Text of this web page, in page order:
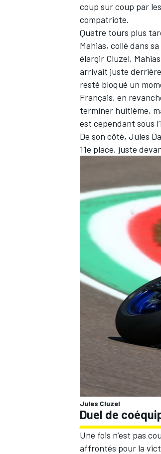
AUTRES CHAMPIONNATS
coup sur coup par
compatriote.
Quatre tours plus
Mahias, collé dans
élargir Cluzel,
arrivait juste
resté bloqué un
Français, en
terminer huitième,
est cependant sous
De son côté, Jules
11e place, juste
Jules Cluzel
Duel de
Une fois n’est pas
affrontés pour la